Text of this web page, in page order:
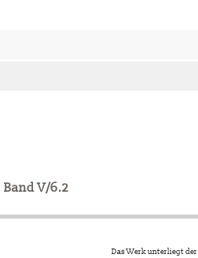
Band V/6.2
Das Werk unterliegt der